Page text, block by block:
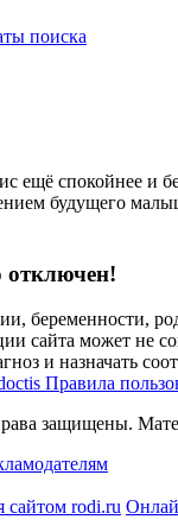
поиска
ещё спокойнее и
будущего
отключен!
беременности,
сайта может не
и назначать
Правила
защищены.
сайтом rodi.ru